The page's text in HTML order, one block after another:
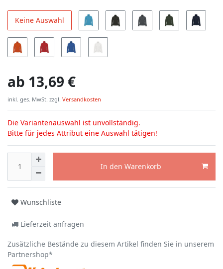
Keine Auswahl
ab 13,69 €
inkl. ges. MwSt. zzgl. Versandkosten
Die Variantenauswahl ist unvollständig.
Bitte für jedes Attribut eine Auswahl tätigen!
In den Warenkorb
Wunschliste
Lieferzeit anfragen
Zusätzliche Bestände zu diesem Artikel finden Sie in unserem
Partnershop*